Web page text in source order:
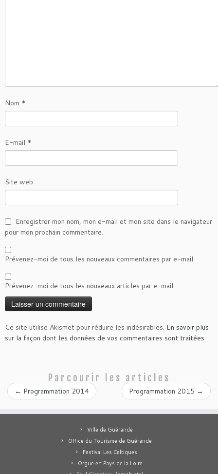
Nom *
E-mail *
Site web
Enregistrer mon nom, mon e-mail et mon site dans le navigateur
pour mon prochain commentaire.
Prévenez-moi de tous les nouveaux commentaires par e-mail.
Prévenez-moi de tous les nouveaux articles par e-mail.
Ce site utilise Akismet pour réduire les indésirables. En savoir plus
sur la façon dont les données de vos commentaires sont traitées.
Parcourir les articles
← Programmation 2014 Programmation 2015 →
Ville de Guérande
Office du Tourisme de Guérande
Festival Les Celtiques
Orgue en Pays de la Loire